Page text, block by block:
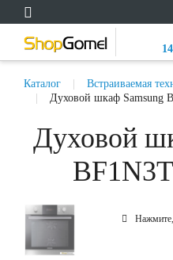
Каталог Встраиваемая
Духовой шкаф Samsung
Духовой
Нажмите,